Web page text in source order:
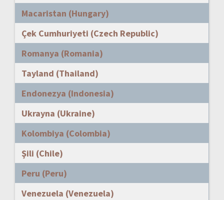
Macaristan (Hungary)
Çek Cumhuriyeti (Czech Republic)
Romanya (Romania)
Tayland (Thailand)
Endonezya (Indonesia)
Ukrayna (Ukraine)
Kolombiya (Colombia)
Şili (Chile)
Peru (Peru)
Venezuela (Venezuela)